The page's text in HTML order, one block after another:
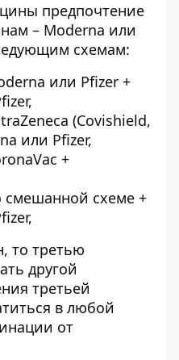
предпочтение
– Moderna или
схемам:
или Pfizer +
(Covishield,
или Pfizer,
+
смешанной схеме +
то третью
другой
третьей
в любой
от